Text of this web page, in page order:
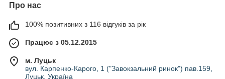
Про нас
100% позитивних з 116 відгуків за рік
Працює з 05.12.2015
м. Луцьк
вул. Карпенко-Карого, 1 ("Завокзальний ринок") пав.159,
Луцьк, Україна